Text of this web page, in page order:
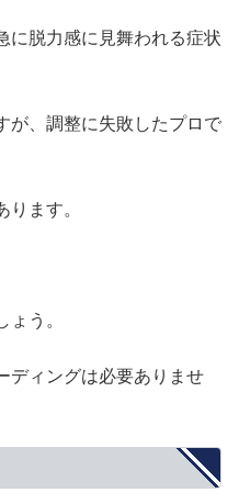
に脱力感に見舞われる症状
が、調整に失敗したプロで
ます。
う。
ディングは必要ありませ